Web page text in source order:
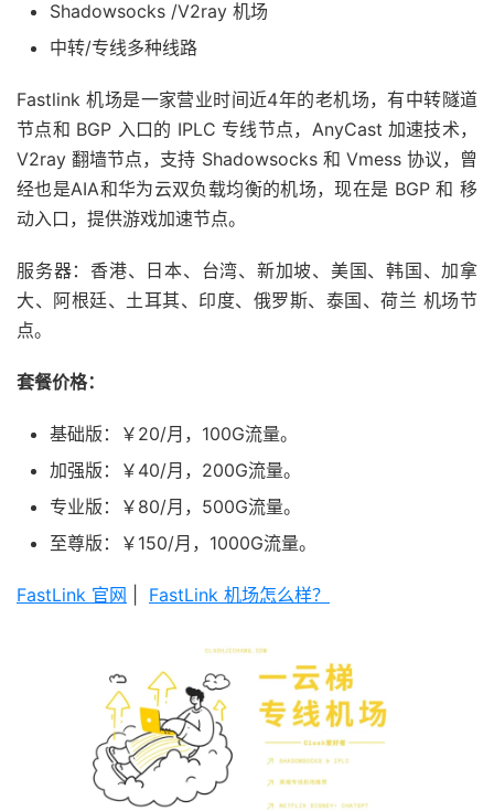
Shadowsocks /V2ray 机场
中转/专线多种线路
Fastlink 机场是一家营业时间近4年的老机场，有中转隧道
节点和 BGP 入口的 IPLC 专线节点，AnyCast 加速技术，
V2ray 翻墙节点，支持 Shadowsocks 和 Vmess 协议，曾
经也是AIA和华为云双负载均衡的机场，现在是 BGP 和 移
动入口，提供游戏加速节点。
服务器：香港、日本、台湾、新加坡、美国、韩国、加拿
大、阿根廷、土耳其、印度、俄罗斯、泰国、荷兰 机场节
点。
套餐价格：
基础版：￥20/月，100G流量。
加强版：￥40/月，200G流量。
专业版：￥80/月，500G流量。
至尊版：￥150/月，1000G流量。
FastLink 官网 FastLink 机场怎么样？